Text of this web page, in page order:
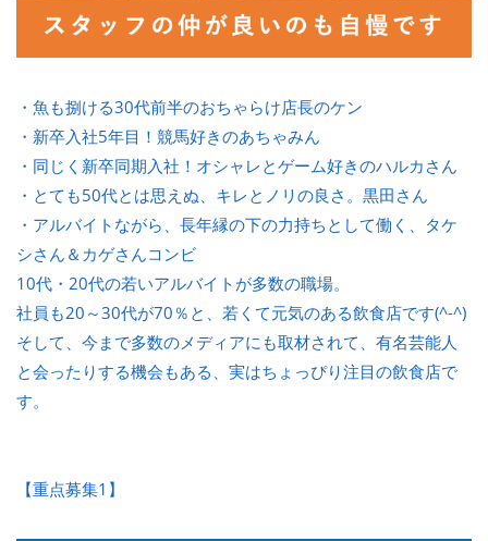
・魚も捌ける30代前半のおちゃらけ店長のケン
・新卒入社5年目！競馬好きのあちゃみん
・同じく新卒同期入社！オシャレとゲーム好きのハルカさん
・とても50代とは思えぬ、キレとノリの良さ。黒田さん
・アルバイトながら、長年縁の下の力持ちとして働く、タケ
シさん＆カゲさんコンビ
10代・20代の若いアルバイトが多数の職場。
社員も20～30代が70％と、若くて元気のある飲食店です(^-^)
そして、今まで多数のメディアにも取材されて、有名芸能人
と会ったりする機会もある、実はちょっぴり注目の飲食店で
す。
【重点募集1】